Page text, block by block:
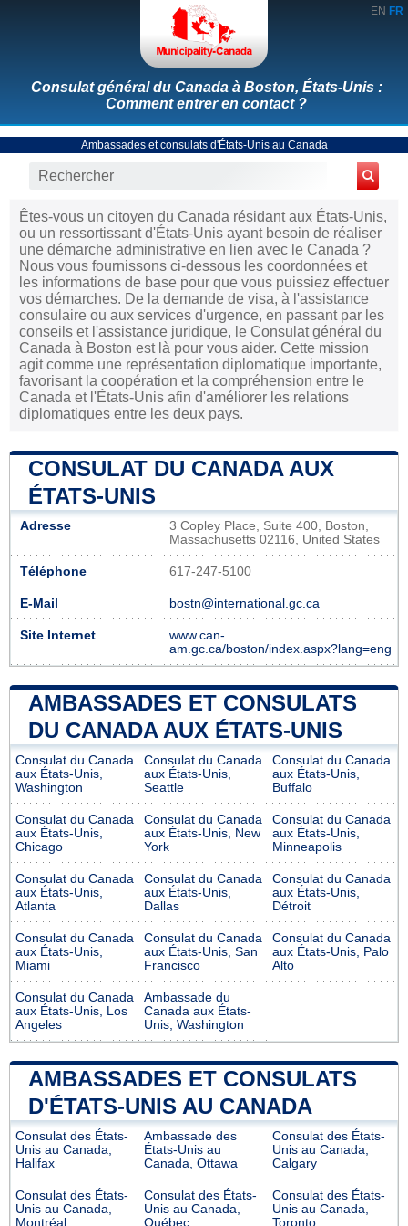
EN FR
Consulat général du Canada à Boston, États-Unis :
Comment entrer en contact ?
Ambassades et consulats d'États-Unis au Canada
Êtes-vous un citoyen du Canada résidant aux États-Unis,
ou un ressortissant d'États-Unis ayant besoin de réaliser
une démarche administrative en lien avec le Canada ?
Nous vous fournissons ci-dessous les coordonnées et
les informations de base pour que vous puissiez effectuer
vos démarches. De la demande de visa, à l'assistance
consulaire ou aux services d'urgence, en passant par les
conseils et l'assistance juridique, le Consulat général du
Canada à Boston est là pour vous aider. Cette mission
agit comme une représentation diplomatique importante,
favorisant la coopération et la compréhension entre le
Canada et l'États-Unis afin d'améliorer les relations
diplomatiques entre les deux pays.
CONSULAT DU CANADA AUX
ÉTATS-UNIS
Adresse
3 Copley Place, Suite 400, Boston,
Massachusetts 02116, United States
Téléphone 617-247-5100
E-Mail bostn@international.gc.ca
Site Internet
www.can-
am.gc.ca/boston/index.aspx?lang=eng
AMBASSADES ET CONSULATS
DU CANADA AUX ÉTATS-UNIS
Consulat du Canada
aux États-Unis,
Washington
Consulat du Canada
aux États-Unis,
Seattle
Consulat du Canada
aux États-Unis,
Buffalo
Consulat du Canada
aux États-Unis,
Chicago
Consulat du Canada
aux États-Unis, New
York
Consulat du Canada
aux États-Unis,
Minneapolis
Consulat du Canada
aux États-Unis,
Atlanta
Consulat du Canada
aux États-Unis,
Dallas
Consulat du Canada
aux États-Unis,
Détroit
Consulat du Canada
aux États-Unis,
Miami
Consulat du Canada
aux États-Unis, San
Francisco
Consulat du Canada
aux États-Unis, Palo
Alto
Consulat du Canada
aux États-Unis, Los
Angeles
Ambassade du
Canada aux États-
Unis, Washington
AMBASSADES ET CONSULATS
D'ÉTATS-UNIS AU CANADA
Consulat des États-
Unis au Canada,
Halifax
Ambassade des
États-Unis au
Canada, Ottawa
Consulat des États-
Unis au Canada,
Calgary
Consulat des États-
Unis au Canada,
Montréal
Consulat des États-
Unis au Canada,
Québec
Consulat des États-
Unis au Canada,
Toronto